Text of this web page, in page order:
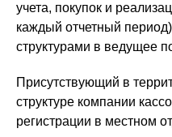
учета, покупок и
каждый отчетный
структурами в ведущее
Присутствующий в
структуре компании
регистрации в местном